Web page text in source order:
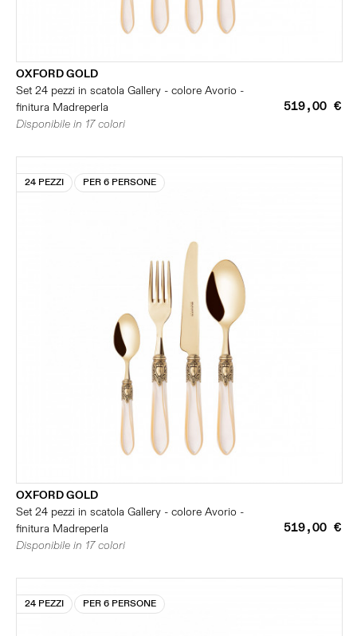
OXFORD GOLD
Set 24 pezzi in scatola Gallery - colore Avorio -
finitura Madreperla
519,00 €
Disponibile in 17 colori
24 PEZZI PER 6 PERSONE
OXFORD GOLD
Set 24 pezzi in scatola Gallery - colore Avorio -
finitura Madreperla
519,00 €
Disponibile in 17 colori
24 PEZZI PER 6 PERSONE